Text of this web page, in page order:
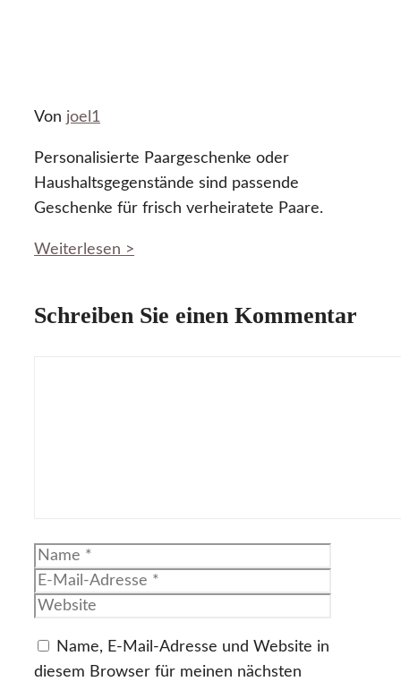
Von joel1
Personalisierte Paargeschenke oder
Haushaltsgegenstände sind passende
Geschenke für frisch verheiratete Paare.
Weiterlesen >
Schreiben Sie einen Kommentar
Name
Name, E-Mail-Adresse und Website in
diesem Browser für meinen nächsten